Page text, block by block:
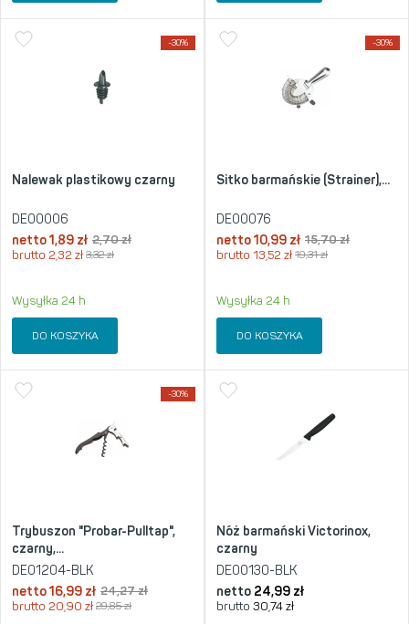
-30%
Nalewak plastikowy czarny
DE00006
netto1,89 zł 2,70zł
brutto 2,32 zł 3,32zł
Wysyłka 24 h
DO KOSZYKA
-30%
Sitko barmańskie (Strainer),...
DE00076
netto10,99 zł 15,70zł
brutto 13,52 zł 19,31zł
Wysyłka 24 h
DO KOSZYKA
-30%
Trybuszon "Probar-Pulltap",
czarny,...
DE01204-BLK
netto16,99 zł 24,27zł
brutto 20,90 zł 29,85zł
Nóż barmański Victorinox,
czarny
DE00130-BLK
netto 24,99 zł
brutto 30,74 zł